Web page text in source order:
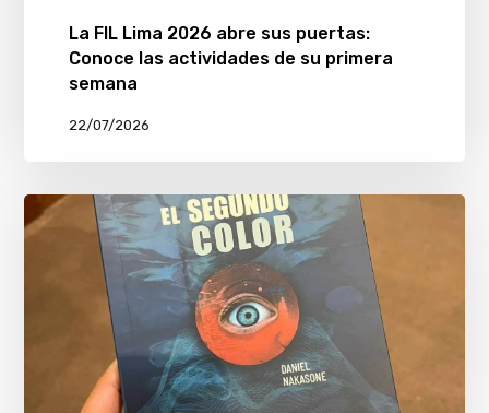
La FIL Lima 2026 abre sus puertas:
Conoce las actividades de su primera
semana
22/07/2026